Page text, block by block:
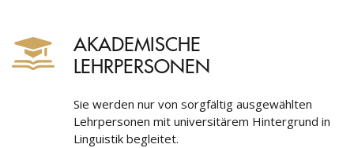
AKADEMISCHE
LEHRPERSONEN
Sie werden nur von sorgfältig ausgewählten
Lehrpersonen mit universitärem Hintergrund in
Linguistik begleitet.